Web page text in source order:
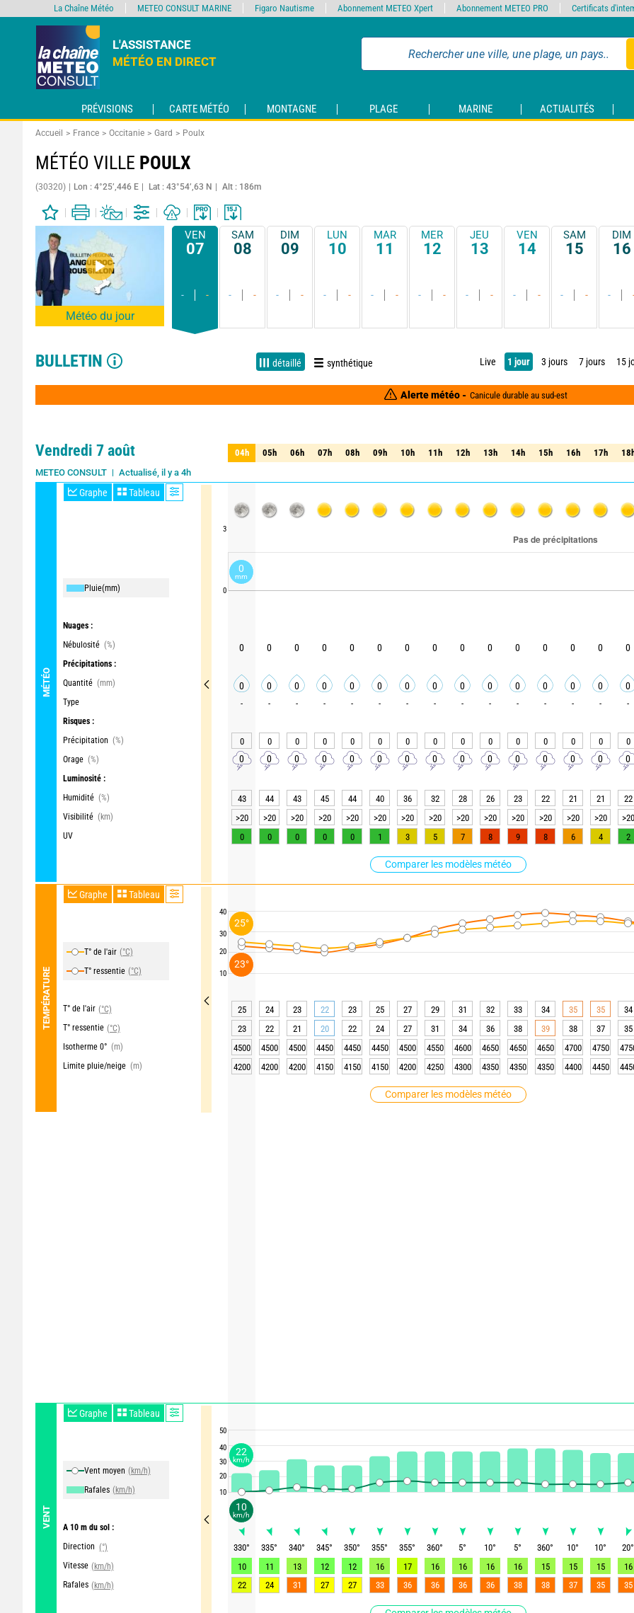
L'ASSISTANCE
MÉTÉO EN DIRECT
PRÉVISIONS CARTE MÉTÉO MONTAGNE PLAGE MARINE ACTUALITÉS
Accueil France Occitanie Gard Poulx
MÉTÉO VILLE POULX
(30320) Lon : 4°25’,446 E Lat : 43°54’,63 N Alt : 186m
Météo du jour
VEN
07
- -
SAM
08
- -
DIM
09
- -
LUN
10
- -
MAR
11
- -
MER
12
- -
JEU
13
- -
VEN
14
- -
SAM
15
- -
DIM
16
-
BULLETIN détaillé synthétique Live 1 jour 3 jours 7 jours 15
Alerte météo - Canicule durable au sud-est
Vendredi 7 août
METEO CONSULT Actualisé, il y a 4h
MÉTÉO
Graphe Tableau
Pluie(mm)
Nuages :
Nébulosité (%)
Précipitations :
Quantité (mm)
Type
Risques :
Précipitation (%)
Orage (%)
Luminosité :
Humidité (%)
Visibilité (km)
UV
Comparer les modèles météo
TEMPÉRATURE
Graphe Tableau
T° de l'air (°C)
T° ressentie (°C)
T° de l'air (°C)
T° ressentie (°C)
Isotherme 0° (m)
Limite pluie/neige (m)
Comparer les modèles météo
VENT
Graphe Tableau
Vent moyen (km/h)
Rafales (km/h)
A 10 m du sol :
Direction (°)
Vitesse (km/h)
Rafales (km/h)
3
0
40
30
20
10
50
40
30
20
10
04h 05h 06h 07h 08h 09h 10h 11h 12h 13h 14h 15h 16h 17h
04h 05h 06h 07h 08h 09h 10h 11h 12h 13h 14h 15h 16h 17h 18h
0 0 0 0 0 0 0 0 0 0 0 0 0 0 0
0 0 0 0 0 0 0 0 0 0 0 0 0 0 0
- - - - - - - - - - - - - - -
0 0 0 0 0 0 0 0 0 0 0 0 0 0 0
0 0 0 0 0 0 0 0 0 0 0 0 0 0 0
43 44 43 45 44 40 36 32 28 26 23 22 21 21 22
>20
>20 >20 >20 >20 >20 >20 >20 >20 >20 >20 >20 >20 >20 >20
0
0 0 0 0 1 3 5 7 8 9 8 6 4 2
25 24 23 22 23 25 27 29 31 32 33 34 35 35 34
23
22 21 20 22 24 27 31 34 36 38 39 38 37 35
4500
4500 4500 4450 4450 4450 4500 4550 4600 4650 4650 4650 4700 4750
4200
4200 4200 4150 4150 4150 4200 4250 4300 4350 4350 4350 4400 4450
330° 335° 340° 345° 350° 355° 355° 360° 5° 10° 5° 360° 10° 10° 20°
10
11 13 12 12 16 17 16 16 16 16 15 15 15 16
22
24 31 27 27 33 36 36 36 36 38 38 37 35 35
La Chaîne Météo METEO CONSULT MARINE Figaro Nautisme Abonnement METEO Xpert Abonnement METEO PRO Certificats
0
mm
10
km/h
22
km/h
25°
23°